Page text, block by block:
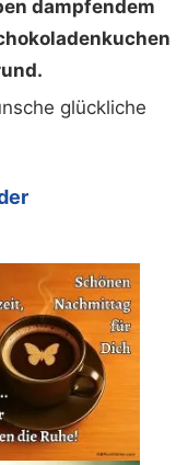
dampfendem
glückliche